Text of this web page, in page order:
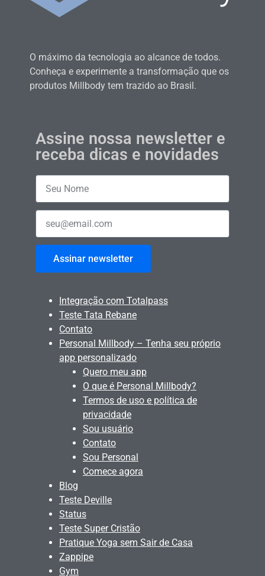
O máximo da tecnologia ao alcance de todos.
Conheça e experimente a transformação que os
produtos Millbody tem trazido ao Brasil.
Assine nossa newsletter e
receba dicas e novidades
Assinar newsletter
Integração com Totalpass
Teste Tata Rebane
Contato
Personal Millbody – Tenha seu próprio
app personalizado
Quero meu app
O que é Personal Millbody?
Termos de uso e política de
privacidade
Sou usuário
Contato
Sou Personal
Comece agora
Blog
Teste Deville
Status
Teste Super Cristão
Pratique Yoga sem Sair de Casa
Zappipe
Gym